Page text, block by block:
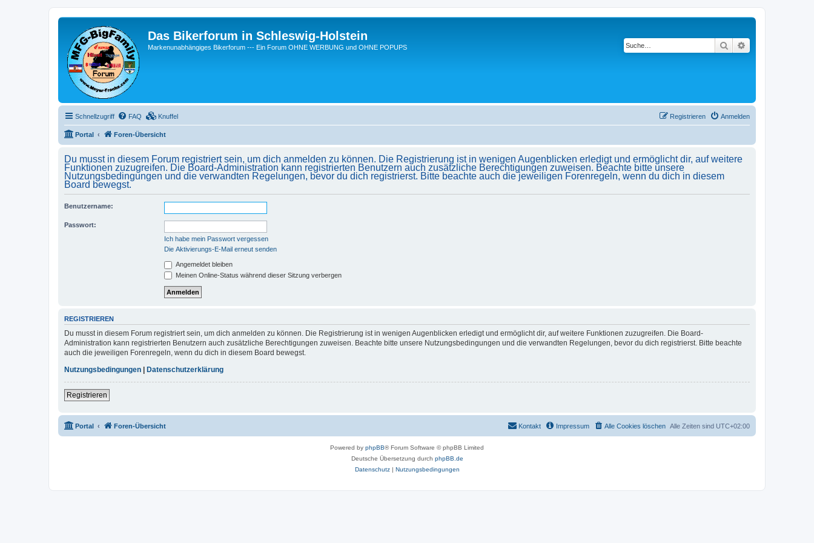
Das Bikerforum in Schleswig-Holstein
Markenunabhängiges Bikerforum --- Ein Forum OHNE WERBUNG und OHNE POPUPS Suche
Schnellzugriff FAQ Knuffel Anmelden
Registrieren
Portal Foren-Übersicht
Du musst in diesem Forum registriert sein, um dich anmelden zu können. Die Registrierung ist in wenigen Augenblicken erledigt und ermöglicht dir, auf weitere
Funktionen zuzugreifen. Die Board-Administration kann registrierten Benutzern auch zusätzliche Berechtigungen zuweisen. Beachte bitte unsere
Nutzungsbedingungen und die verwandten Regelungen, bevor du dich registrierst. Bitte beachte auch die jeweiligen Forenregeln, wenn du dich in diesem
Board bewegst.
Benutzername:
Passwort:
Ich habe mein Passwort vergessen
Die Aktivierungs-E-Mail erneut senden
Angemeldet bleiben
Meinen Online-Status während dieser Sitzung verbergen
REGISTRIEREN
Du musst in diesem Forum registriert sein, um dich anmelden zu können. Die Registrierung ist in wenigen Augenblicken erledigt und ermöglicht dir, auf weitere Funktionen zuzugreifen. Die Board-
Administration kann registrierten Benutzern auch zusätzliche Berechtigungen zuweisen. Beachte bitte unsere Nutzungsbedingungen und die verwandten Regelungen, bevor du dich registrierst. Bitte beachte
auch die jeweiligen Forenregeln, wenn du dich in diesem Board bewegst.
Nutzungsbedingungen | Datenschutzerklärung
Registrieren
Portal Foren-Übersicht Alle Zeiten sind UTC+02:00
Alle Cookies löschen
Impressum
Kontakt
Powered by phpBB® Forum Software © phpBB Limited
Deutsche Übersetzung durch phpBB.de
Datenschutz| Nutzungsbedingungen